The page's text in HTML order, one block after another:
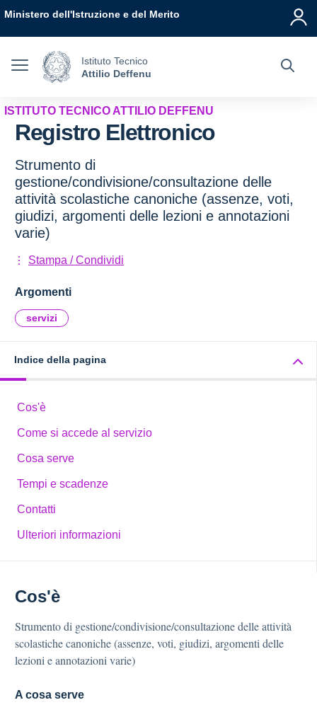
Ministero dell'Istruzione e del Merito
Istituto Tecnico
Attilio Deffenu
ISTITUTO TECNICO ATTILIO DEFFENU
Registro Elettronico
Strumento di
gestione/condivisione/consultazione delle
attività scolastiche canoniche (assenze, voti,
giudizi, argomenti delle lezioni e annotazioni
varie)
Stampa / Condividi
Argomenti
servizi
Indice della pagina
Cos'è
Come si accede al servizio
Cosa serve
Tempi e scadenze
Contatti
Ulteriori informazioni
Cos'è
Strumento di gestione/condivisione/consultazione delle attività
scolastiche canoniche (assenze, voti, giudizi, argomenti delle
lezioni e annotazioni varie)
A cosa serve